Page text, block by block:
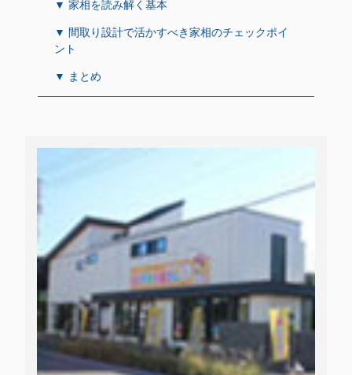
▼ 家相を読み解く基本
▼ 間取り設計で活かすべき家相のチェックポイ
ント
▼ まとめ